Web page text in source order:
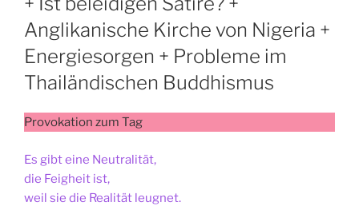
Anglikanische Kirche von Nigeria +
Energiesorgen + Probleme im
Thailändischen Buddhismus
Provokation zum Tag
Es gibt eine Neutralität,
die Feigheit ist,
weil sie die Realität leugnet.